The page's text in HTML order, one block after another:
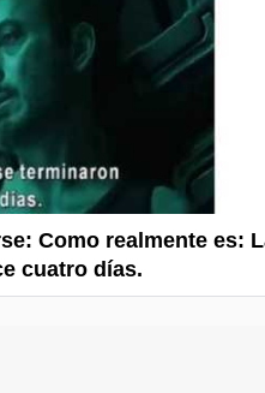
Como realmente es:
cuatro días.